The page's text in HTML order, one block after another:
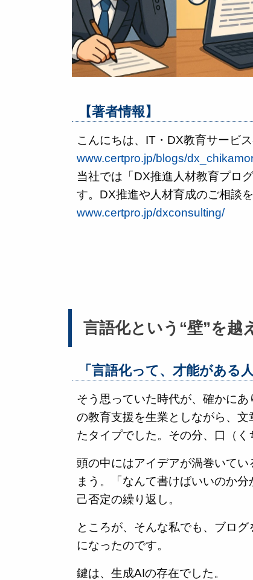
【著者情報】
こんにちは、IT・DX教育サービ
www.certpro.jp/blogs/
当社では「DX推進人材教育プロ
す。DX推進や人材育成のご相談
www.certpro.jp/dxconsulting/
言語化という“壁”を越
「言語化って、才能がある
そう思っていた時代が、確かに
の教育支援を生業としながら、
たタイプでした。その分、口（
頭の中にはアイデアが渦巻いて
まう。「なんて書けばいいのか
己否定の繰り返し。
ところが、そんな私でも、ブロ
になったのです。
鍵は、生成AIの存在でした。